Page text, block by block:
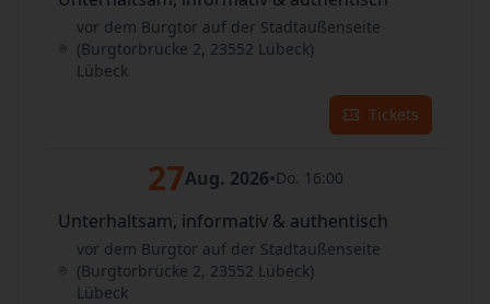
vor dem Burgtor auf der Stadtaußenseite
(Burgtorbrücke 2, 23552 Lübeck)
Lübeck
Tickets
27Aug. 2026•Do. 16:00
Unterhaltsam, informativ & authentisch
vor dem Burgtor auf der Stadtaußenseite
(Burgtorbrücke 2, 23552 Lübeck)
Lübeck